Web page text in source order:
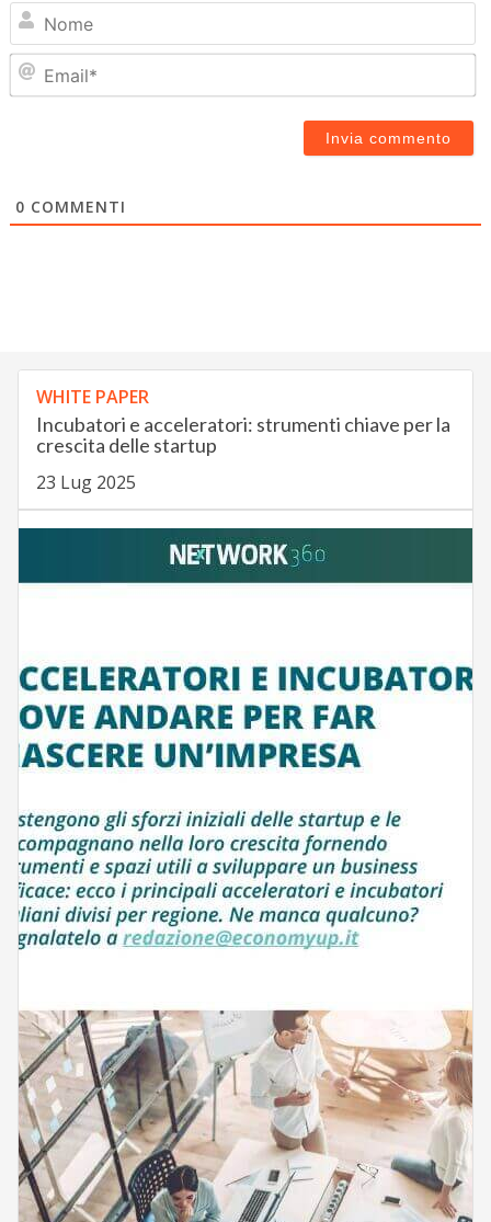
0 COMMENTI
WHITE PAPER
Incubatori e acceleratori: strumenti chiave per la
crescita delle startup
23 Lug 2025